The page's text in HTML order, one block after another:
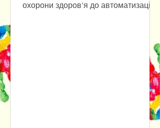
охорони здоров'я до автоматизації